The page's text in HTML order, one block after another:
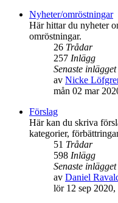
Nyheter/omröstningar
Här hittar du nyheter
omröstningar.
26 Trådar
257 Inlägg
Senaste inlägget
av Nicke
mån 02 mar
Förslag
Här kan du skriva
kategorier,
51 Trådar
598 Inlägg
Senaste inlägget
av Daniel
lör 12 sep 2020,